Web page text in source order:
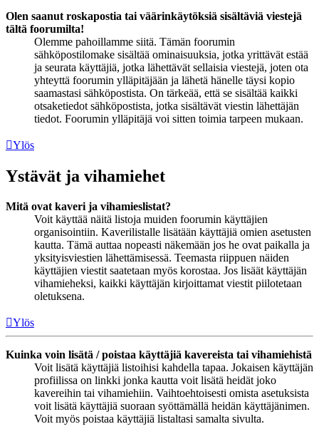
Olen saanut roskapostia tai väärinkäytöksiä sisältäviä viestejä
tältä foorumilta!
Olemme pahoillamme siitä. Tämän foorumin
sähköpostilomake sisältää ominaisuuksia, jotka yrittävät estää
ja seurata käyttäjiä, jotka lähettävät sellaisia viestejä, joten ota
yhteyttä foorumin ylläpitäjään ja lähetä hänelle täysi kopio
saamastasi sähköpostista. On tärkeää, että se sisältää kaikki
otsaketiedot sähköpostista, jotka sisältävät viestin lähettäjän
tiedot. Foorumin ylläpitäjä voi sitten toimia tarpeen mukaan.
Ylös
Ystävät ja vihamiehet
Mitä ovat kaveri ja vihamieslistat?
Voit käyttää näitä listoja muiden foorumin käyttäjien
organisointiin. Kaverilistalle lisätään käyttäjiä omien asetusten
kautta. Tämä auttaa nopeasti näkemään jos he ovat paikalla ja
yksityisviestien lähettämisessä. Teemasta riippuen näiden
käyttäjien viestit saatetaan myös korostaa. Jos lisäät käyttäjän
vihamieheksi, kaikki käyttäjän kirjoittamat viestit piilotetaan
oletuksena.
Ylös
Kuinka voin lisätä / poistaa käyttäjiä kavereista tai vihamiehistä
Voit lisätä käyttäjiä listoihisi kahdella tapaa. Jokaisen käyttäjän
profiilissa on linkki jonka kautta voit lisätä heidät joko
kavereihin tai vihamiehiin. Vaihtoehtoisesti omista asetuksista
voit lisätä käyttäjiä suoraan syöttämällä heidän käyttäjänimen.
Voit myös poistaa käyttäjiä listaltasi samalta sivulta.